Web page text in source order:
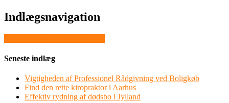
Indlægsnavigation
Seneste indlæg
Vigtigheden af Professionel Rådgivning ved Boligkøb
Find den rette kiropraktor i Aarhus
Effektiv rydning af dødsbo i Jylland